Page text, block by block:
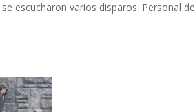
escucharon varios disparos. Personal de